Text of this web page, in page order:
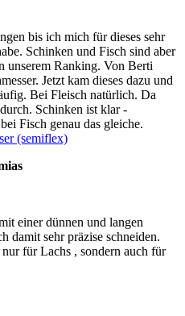
bis ich mich für dieses sehr
Schinken und Fisch sind aber
unserem Ranking. Von Berti
Jetzt kam dieses dazu und
Bei Fleisch natürlich. Da
Schinken ist klar -
Fisch genau das gleiche.
(semiflex)
einer dünnen und langen
damit sehr präzise schneiden.
für Lachs , sondern auch für